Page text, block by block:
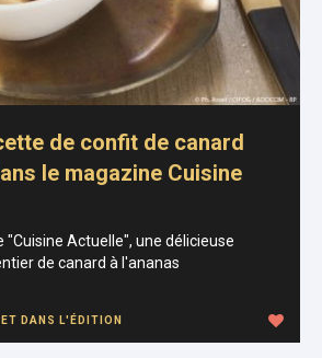
de confit de canard
le magazine Cuisine
"Cuisine Actuelle", une délicieuse
de canard à l'ananas
DANS L'ÉDITION